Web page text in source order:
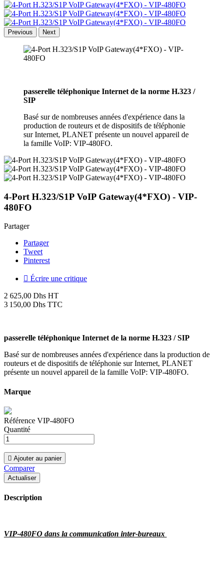
Previous Next
passerelle téléphonique Internet de la norme H.323 /
SIP
Basé sur de nombreuses années d'expérience dans la
production de routeurs et de dispositifs de téléphonie
sur Internet, PLANET présente un nouvel appareil de
la famille VoIP: VIP-480FO.
4-Port H.323/S1P VoIP Gateway(4*FXO) - VIP-
480FO
Partager
Partager
Tweet
Pinterest
 Écrire une critique
2 625,00 Dhs HT
3 150,00 Dhs TTC
passerelle téléphonique Internet de la norme H.323 / SIP
Basé sur de nombreuses années d'expérience dans la production de
routeurs et de dispositifs de téléphonie sur Internet, PLANET
présente un nouvel appareil de la famille VoIP: VIP-480FO.
Marque
Référence VIP-480FO
Quantité
 Ajouter au panier
Comparer
Description
VIP-480FO dans la communication inter-bureaux